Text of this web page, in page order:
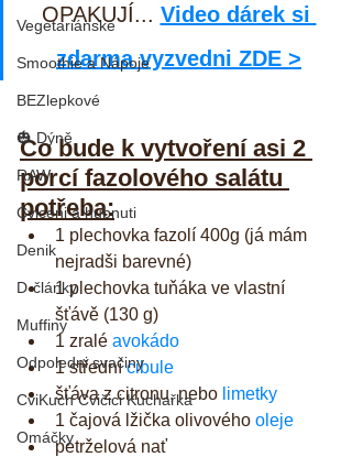
Vegetariánské
Smoothie a Nápoje
BEZlepkové
🎃 Dýně
RAW
Cviceni a hubnuti
Denik
D-články
Muffiny
Odpoledni svačiny
CviKuch Cvičici Kuchařka
Omáčky
OPAKUJÍ... Video dárek si
zdarma vyzvedni ZDE >
Co bude k vytvoření asi 2
porcí fazolového salátu
potřeba:
1 plechovka fazolí 400g (já mám
nejradši barevné)
1 plechovka tuňáka ve vlastní
šťávě (130 g)
1 zralé avokádo
1 střední cibule
šťáva z citronu, nebo limetky
1 čajová lžička olivového oleje
petrželová nať